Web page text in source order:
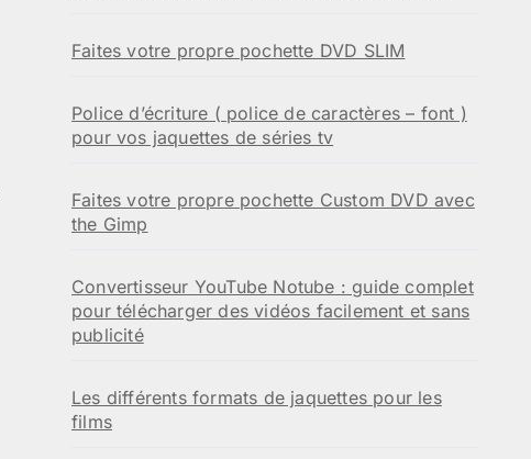
Faites votre propre pochette DVD SLIM
Police d’écriture ( police de caractères – font )
pour vos jaquettes de séries tv
Faites votre propre pochette Custom DVD avec
the Gimp
Convertisseur YouTube Notube : guide complet
pour télécharger des vidéos facilement et sans
publicité
Les différents formats de jaquettes pour les
films